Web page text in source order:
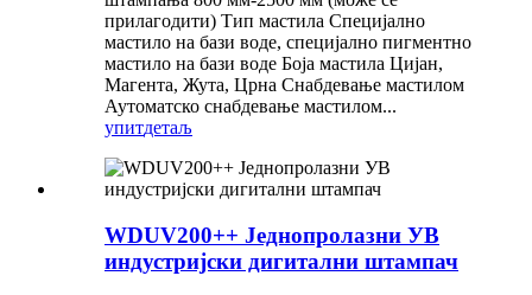
прилагодити) Тип мастила Специјално
мастило на бази воде, специјално пигментно
мастило на бази воде Боја мастила Цијан,
Магента, Жута, Црна Снабдевање мастилом
Аутоматско снабдевање мастилом...
упитдетаљ
WDUV200++ Једнопролазни УВ
индустријски дигитални штампач